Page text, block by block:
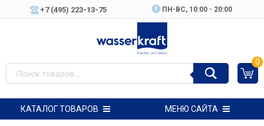
+7 (495) 223-13-75 ПН-ВC, 10:00 - 20:00
0
КАТАЛОГ ТОВАРОВ МЕНЮ САЙТА